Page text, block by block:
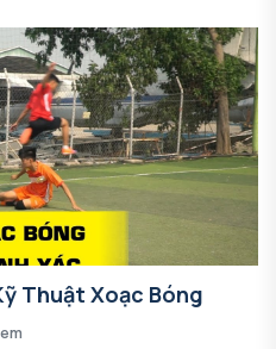
Thuật Xoạc Bóng